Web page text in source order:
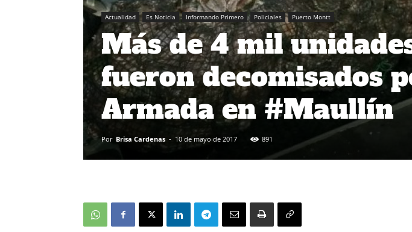
Actualidad Es Noticia Informando Primero Policiales Puerto Montt
Más de 4 mil
fueron decomisados
Armada en #Maullín
Por Brisa Cardenas - 10 de mayo de 2017 891